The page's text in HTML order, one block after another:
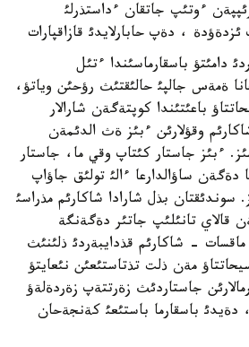
ءوتئپ جاتقان ءداستذرلئ
، دةپ حابارلايدئ قازاقپارات
دامئتؤ باسقارماسئندا ءتئل
ةمةس جالپئ حالئقتئث رؤحئن وياتؤ،
باعئتئندا كوپتةگةن شارالار
وقؤلارئن ءبئز ةث الدئمةن
ءبئز جاستار كئتاپ وقي ما، جاستار
دةگةن ساؤالدارعا ءالئ تولئق جاؤاپ
سوندئقتان بذل شارادا شاكارئم مذراسئ
قالاي تانئلئپ جاتئر دةگةنگة
- شاكارئم قذدايبةردئ ذلئنئث
مةن ذلت تذتاستئعئن نئعايتؤ
جاستاردئث زةرتتةپ زةردةلةؤ
دةيدئ باسقارما باستئعئ كةنجةحان